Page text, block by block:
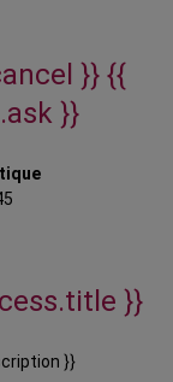
}} {{
}}
}}
}}